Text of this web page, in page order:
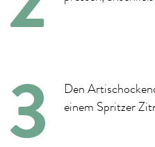
Den
einem Spritzer